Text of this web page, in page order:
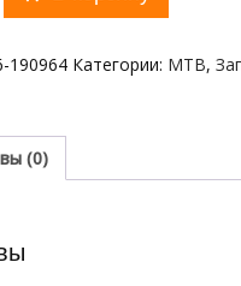
190964 Категории: MTB,
(0)